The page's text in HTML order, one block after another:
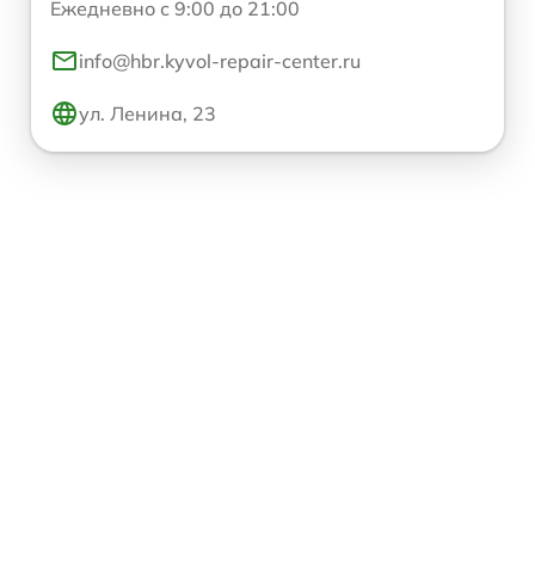
Ежедневно с 9:00 до 21:00
info@hbr.kyvol-repair-center.ru
ул. Ленина, 23